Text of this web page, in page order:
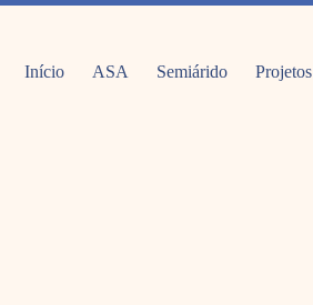
Início ASA Semiárido Projetos